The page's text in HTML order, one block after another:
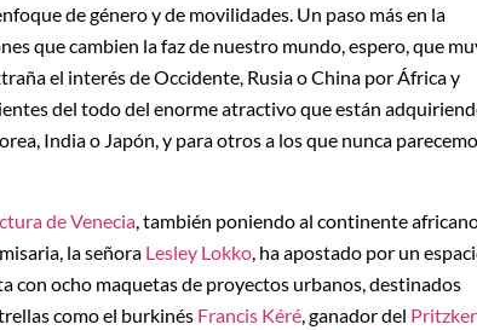
de género y de movilidades. Un paso más en la
que cambien la faz de nuestro mundo, espero, que
el interés de Occidente, Rusia o China por África y
del todo del enorme atractivo que están
India o Japón, y para otros a los que nunca
de Venecia , también poniendo al continente
la señora Lesley Lokko , ha apostado por un
con ocho maquetas de proyectos urbanos, destinados
como el burkinés Francis Kéré , ganador del Pritzker